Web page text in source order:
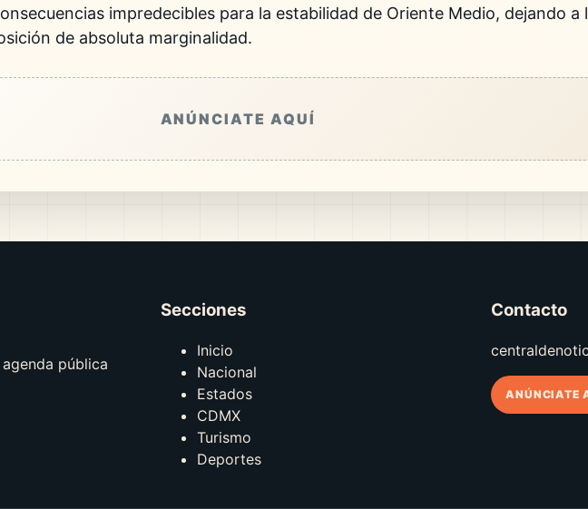
impredecibles para la estabilidad de Oriente Medio, dejando a
de absoluta marginalidad.
ANÚNCIATE AQUÍ
pública
Secciones
Inicio
Nacional
Estados
CDMX
Turismo
Deportes
Contacto
ANÚNCIATE